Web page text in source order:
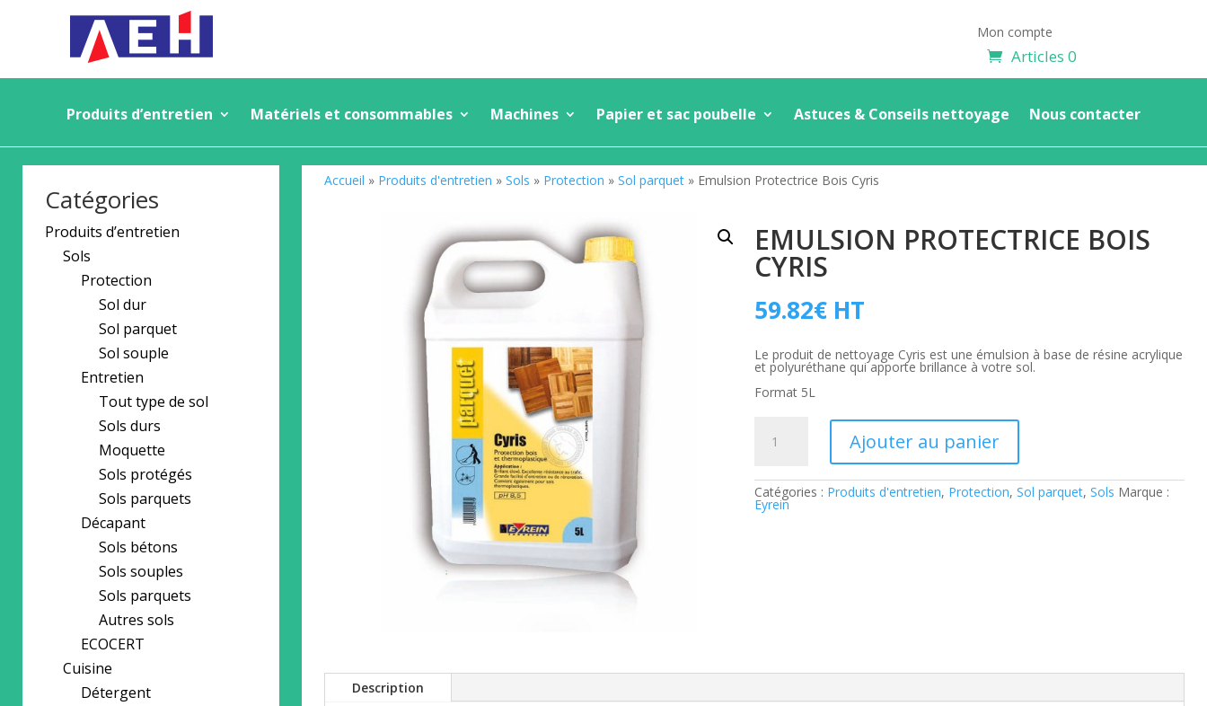
Mon compte
Articles 0
Produits d’entretien Matériels et consommables Machines Papier et sac poubelle Astuces & Conseils nettoyage Nous contacter
Catégories
Produits d’entretien
Sols
Protection
Sol dur
Sol parquet
Sol souple
Entretien
Tout type de sol
Sols durs
Moquette
Sols protégés
Sols parquets
Décapant
Sols bétons
Sols souples
Sols parquets
Autres sols
ECOCERT
Cuisine
Détergent
Accueil » Produits d'entretien » Sols » Protection » Sol parquet » Emulsion Protectrice Bois Cyris
EMULSION PROTECTRICE BOIS
CYRIS
59.82€ HT
Le produit de nettoyage Cyris est une émulsion à base de résine acrylique
et polyuréthane qui apporte brillance à votre sol.
Format 5L
Emulsion
Cyris
Ajouter au panier
Catégories : Produits d'entretien, Protection, Sol parquet, Sols Marque :
Eyrein
Description